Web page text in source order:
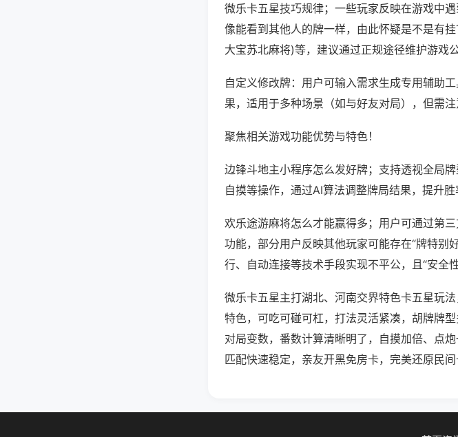
微乐卡五星技巧规律；一些玩家反映在游戏中
像能看到其他人的牌一样，由此怀疑是不是有
大宝苏北麻将)等，建议通过正规途径维护游戏公
自定义修改牌：用户可输入需求生成专用辅助
果，适用于多种场景（如与好友对局），但需
聚焦相关游戏功能优势与特色！
边锋斗地主小程序怎么发好牌；支持透视全局
自摸等操作，通过AI算法调整牌局结果，提升胜
欢乐途游麻将怎么才能赢得多；用户可通过第三
功能，部分用户反映其他玩家可能存在“牌特别
行、自动连接等技术手段实现不平公，且“安全性
微乐卡五星主打湖北、河南交界特色卡五星玩
特色，可吃可碰可杠，打法灵活紧凑，胡牌牌
对局变数，番数计算清晰明了，自摸加倍、点
匹配快速稳定，亲友开黑免房卡，完美还原民间